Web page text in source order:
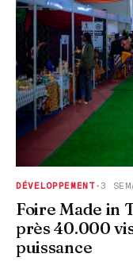
DÉVELOPPEMENT·3
Foire Made in
près 40.000
puissance